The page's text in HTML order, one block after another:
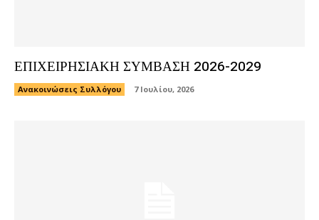
ΕΠΙΧΕΙΡΗΣΙΑΚΗ ΣΥΜΒΑΣΗ 2026-2029
Ανακοινώσεις Συλλόγου 7 Ιουλίου, 2026